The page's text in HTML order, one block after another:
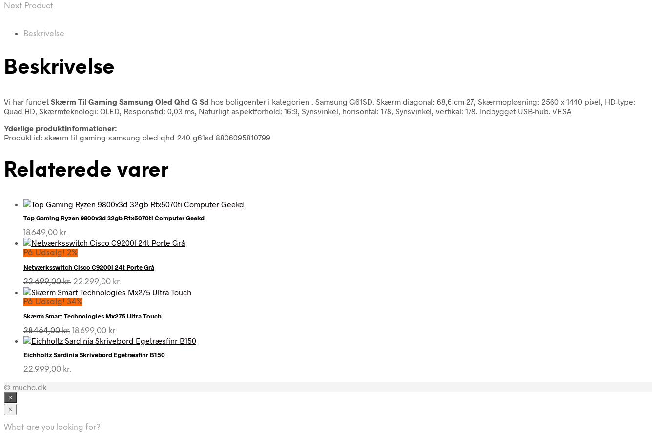
Next Product
Beskrivelse
Beskrivelse
Vi har fundet Skærm Til Gaming Samsung Oled Qhd G Sd hos boligcenter i kategorien
. Samsung G61SD. Skærm diagonal: 68,6 cm 27, Skærmopløsning: 2560 x 1440 pixel, HD-type:
Quad HD, Skærmteknologi: OLED, Responstid: 0,03 ms, Naturligt aspektforhold: 16:9, Synsvinkel, horisontal: 178, Synsvinkel, vertikal: 178. Indbygget USB-hub. VESA
Yderlige produktinformationer:
Produkt id: skærm-til-gaming-samsung-oled-qhd-240-g61sd 8806095810799
Relaterede varer
Top Gaming Ryzen 9800x3d 32gb Rtx5070ti Computer Geekd
18.649,00 kr.
På Udsalg! 2%
Netværksswitch Cisco C9200l 24t Porte Grå
22.699,00kr. Den
oprindelige
pris
22.699,00 kr..
22.299,00 kr.
aktuelle
22.299,00 kr..
På Udsalg! 34%
Skærm Smart Technologies Mx275 Ultra Touch
28.464,00kr. Den
oprindelige
var:
18.699,00 kr.
aktuelle
er:
Eichholtz Sardinia Skrivebord Egetræsfinr B150
22.999,00 kr.
© mucho.dk
×
×
What are you looking for?